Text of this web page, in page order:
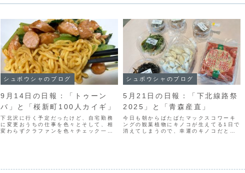
シュボウシャのブログ
9月14日の日報：「トゥーン
バ」と「桜新町100人カイギ」
下北沢に行く予定だったけど、自宅勤務
に変更おうちの仕事を色々とそして、相
変わらずクラファンを色々チェック一龍
シュボウシャのブログ
5月21日の日報：「下北線路祭
2025」と「青森産直」
今日も朝からばたばたマックスコワーキ
ングの観葉植物にキノコが生えてる1日で
消えてしまうので、幸運のキノコだとか